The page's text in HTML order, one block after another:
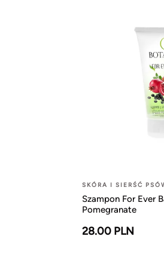
SKÓRA I SIERŚĆ
Szampon For Ever
Pomegranate
28.00 PLN